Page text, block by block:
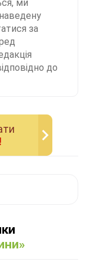
ми
за
до